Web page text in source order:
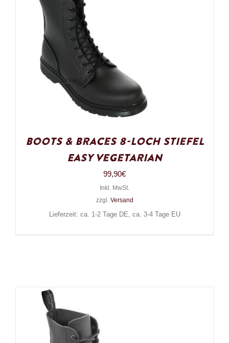
Boots & Braces 8-Loch Stiefel
Easy Vegetarian
99,90€
Inkl. MwSt.
zzgl. Versand
Lieferzeit: ca. 1-2 Tage DE, ca. 3-4 Tage EU